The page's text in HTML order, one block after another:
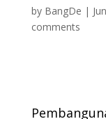
by BangDe |
comments